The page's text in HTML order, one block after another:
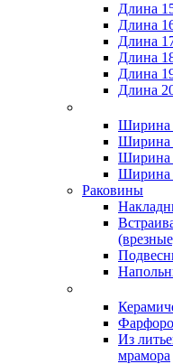
Длина
Длина
Длина
Длина
Длина
Длина
Ширина
Ширина
Ширина
Ширина
Раковины
Из
мрамора